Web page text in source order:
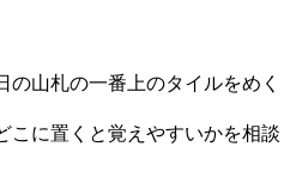
の山札の一番上のタイルをめく
こに置くと覚えやすいかを相談